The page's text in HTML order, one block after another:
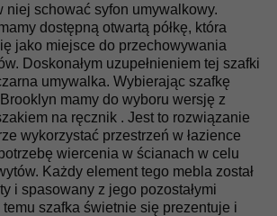
niej schować syfon umywalkowy.
dostępną otwartą półkę, która
jako miejsce do przechowywania
Doskonałym uzupełnieniem tej szafki
umywalka. Wybierając szafkę
mamy do wyboru wersję z
na ręcznik . Jest to rozwiązanie
wykorzystać przestrzeń w łazience
wiercenia w ścianach w celu
Każdy element tego mebla został
i spasowany z jego pozostałymi
szafka świetnie się prezentuje i